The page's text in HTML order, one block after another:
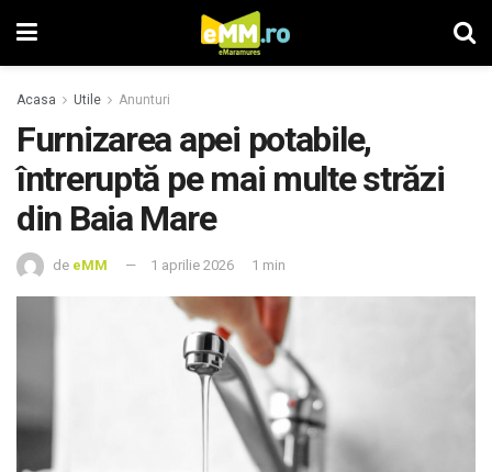
Acasa Utile Anunturi
Furnizarea apei potabile,
întreruptă pe mai multe străzi
din Baia Mare
de eMM 1 aprilie 2026 1 min